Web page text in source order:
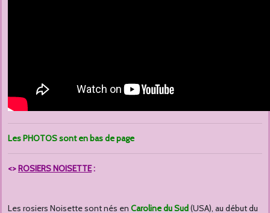
Les PHOTOS sont en bas de page
<>ROSIERS NOISETTE:
Les rosiers Noisette sont nés en Caroline du Sud(USA), au début du